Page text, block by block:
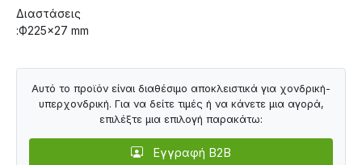
Διαστάσεις
:Ф225×27 mm
Αυτό το προϊόν είναι διαθέσιμο αποκλειστικά για χονδρική-
υπερχονδρική. Για να δείτε τιμές ή να κάνετε μια αγορά,
επιλέξτε μια επιλογή παρακάτω:
Εγγραφή B2B